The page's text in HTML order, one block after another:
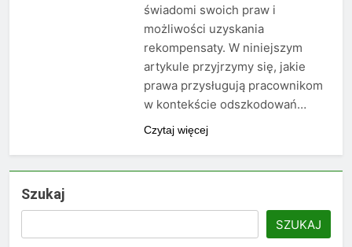
świadomi swoich praw i
możliwości uzyskania
rekompensaty. W niniejszym
artykule przyjrzymy się, jakie
prawa przysługują pracownikom
w kontekście odszkodowań…
Czytaj więcej
Szukaj
SZUKAJ